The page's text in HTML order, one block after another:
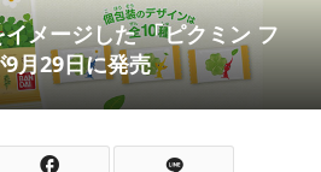
メージした 「ピクミン フ
月29日に発売